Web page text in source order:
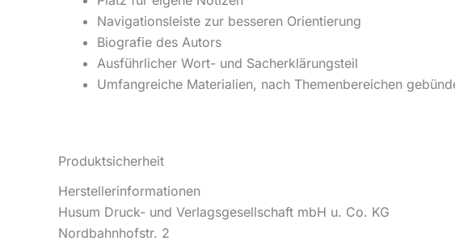
Navigationsleiste zur besseren Orientierung
Biografie des Autors
Ausführlicher Wort- und Sacherklärungsteil
Umfangreiche Materialien, nach Themenbereichen
Produktsicherheit
Herstellerinformationen
Husum Druck- und Verlagsgesellschaft mbH u. Co. KG
Nordbahnhofstr. 2